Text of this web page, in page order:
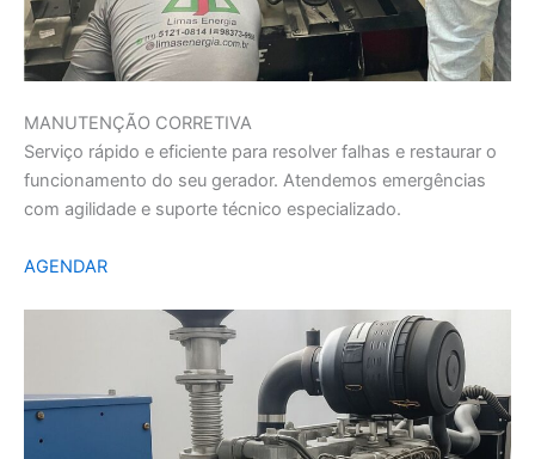
MANUTENÇÃO CORRETIVA
Serviço rápido e eficiente para resolver falhas e restaurar o
funcionamento do seu gerador. Atendemos emergências
com agilidade e suporte técnico especializado.
AGENDAR